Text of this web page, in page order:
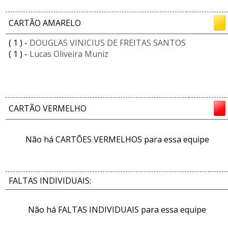
CARTÃO AMARELO
( 1 ) - DOUGLAS VINICIUS DE FREITAS SANTOS
( 1 ) - Lucas Oliveira Muniz
CARTÃO VERMELHO
Não há CARTÕES VERMELHOS para essa equipe
FALTAS INDIVIDUAIS:
Não há FALTAS INDIVIDUAIS para essa equipe